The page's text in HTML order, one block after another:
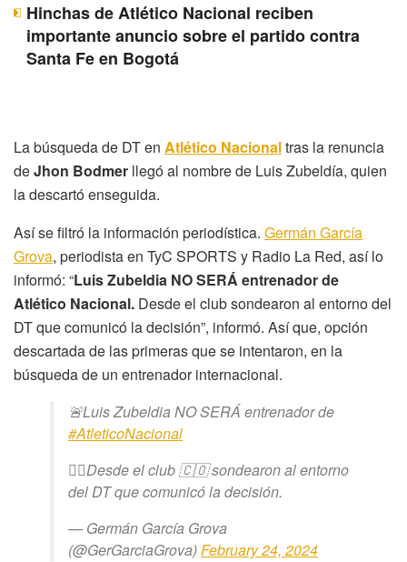
Hinchas de Atlético Nacional reciben
importante anuncio sobre el partido contra
Santa Fe en Bogotá
La búsqueda de DT en Atlético Nacionaltras la renuncia
deJhon Bodmer llegó al nombre de Luis Zubeldía, quien
la descartó enseguida.
Así se filtró la información periodística. Germán García
Grova, periodista en TyC SPORTS y Radio La Red, así lo
informó: “Luis Zubeldia NO SERÁ entrenador de
Atlético Nacional. Desde el club sondearon al entorno del
DT que comunicó la decisión”, informó. Así que, opción
descartada de las primeras que se intentaron, en la
búsqueda de un entrenador internacional.
🚨Luis Zubeldia NO SERÁ entrenador de
#AtleticoNacional
👉🏾Desde el club 🇨🇴 sondearon al entorno
del DT que comunicó la decisión.
— Germán García Grova
(@GerGarciaGrova)February 24, 2024